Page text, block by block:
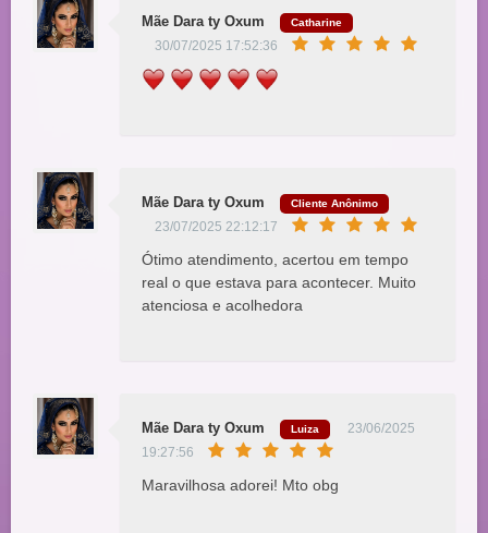
Mãe Dara ty Oxum Catharine
30/07/2025 17:52:36
Mãe Dara ty Oxum Cliente Anônimo
23/07/2025 22:12:17
Ótimo atendimento, acertou em tempo
real o que estava para acontecer. Muito
atenciosa e acolhedora
Mãe Dara ty Oxum Luiza
23/06/2025
19:27:56
Maravilhosa adorei! Mto obg